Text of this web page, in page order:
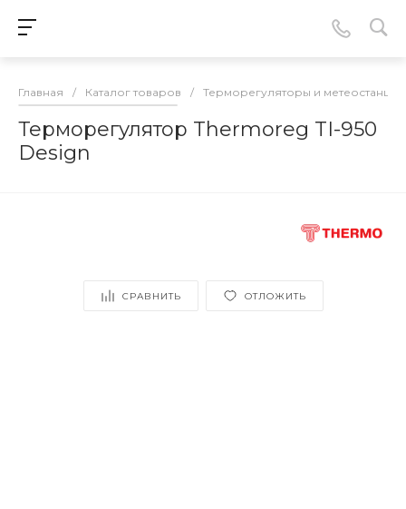
Главная / Каталог товаров / Терморегуляторы и
Терморегулятор Thermoreg TI-950
Design
СРАВНИТЬ ОТЛОЖИТЬ